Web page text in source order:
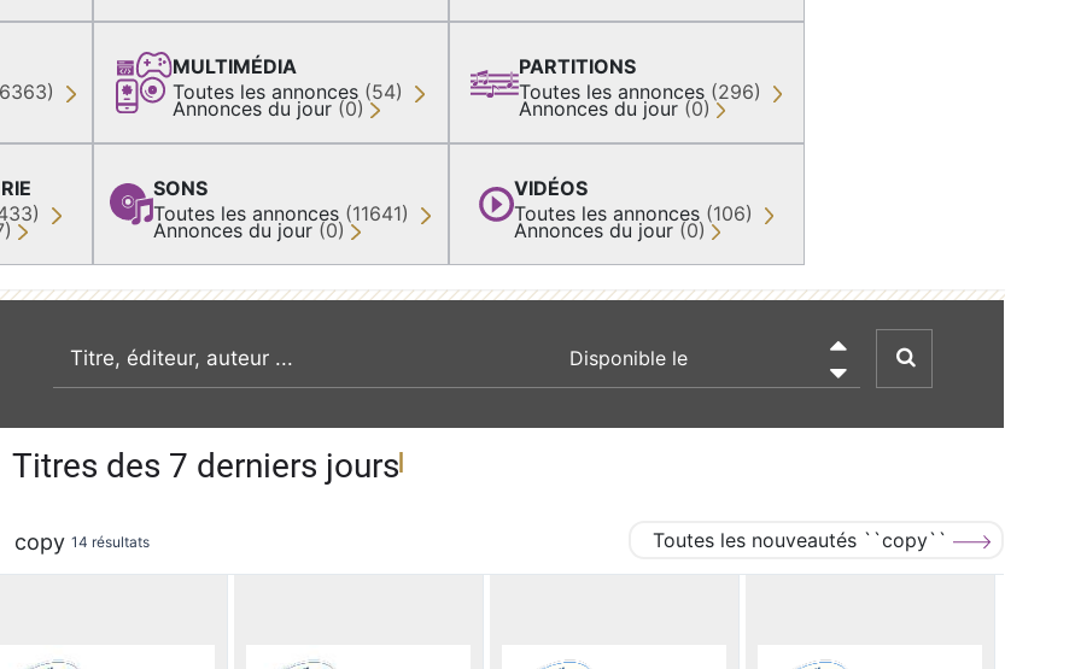
MULTIMÉDIA
Toutes les annonces (54)
Annonces du jour (0)
SONS
Toutes les annonces (11641)
Annonces du jour (0)
PARTITIONS
Toutes les annonces (296)
Annonces du jour (0)
VIDÉOS
Toutes les annonces (106)
Annonces du jour (0)
recherche par mot clé

Titres des 7 derniers jours
copy 14 résultats Toutes les nouveautés ``copy``